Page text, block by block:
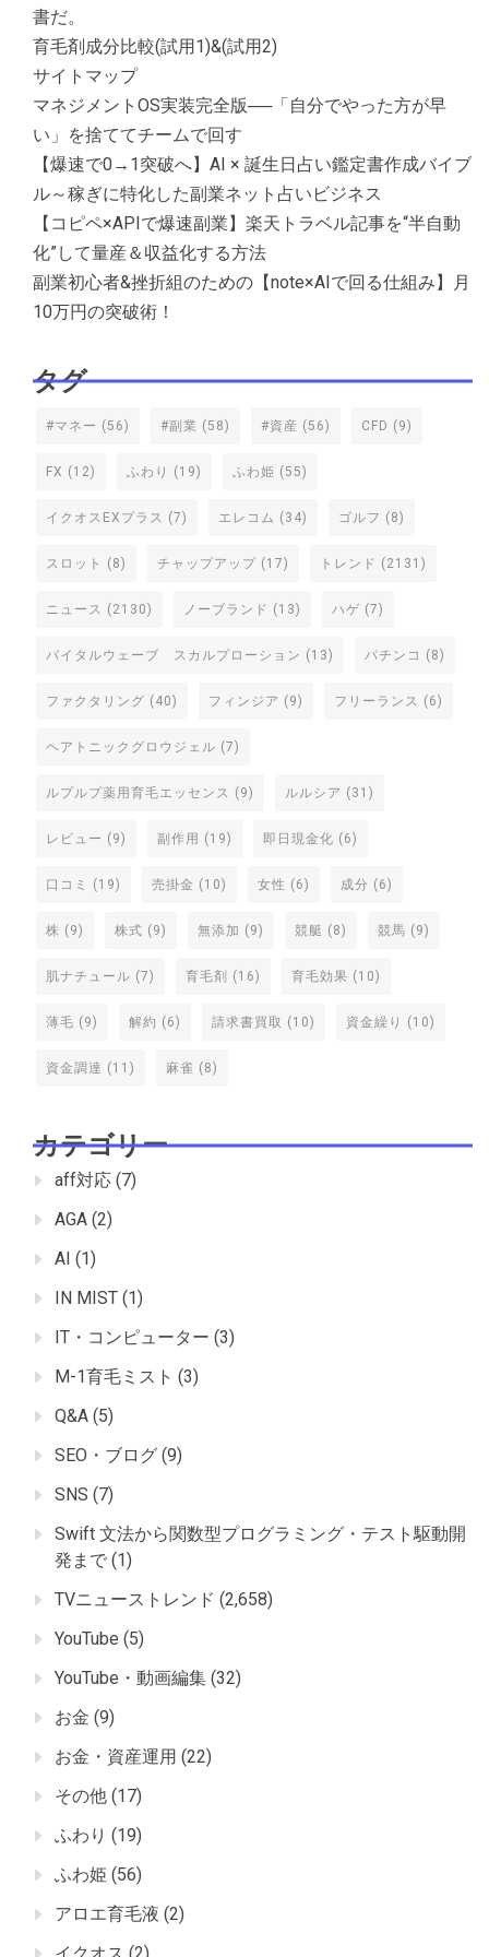
書だ。
育毛剤成分比較(試用1)&(試用2)
サイトマップ
マネジメントOS実装完全版──「自分でやった方が早
い」を捨ててチームで回す
【爆速で0→1突破へ】AI × 誕生日占い鑑定書作成バイブ
ル～稼ぎに特化した副業ネット占いビジネス
【コピペ×APIで爆速副業】楽天トラベル記事を“半自動
化”して量産＆収益化する方法
副業初心者&挫折組のための【note×AIで回る仕組み】月
10万円の突破術！
タグ
#マネー (56) #副業 (58) #資産 (56) CFD (9)
FX (12) ふわり (19) ふわ姫 (55)
イクオスEXプラス (7) エレコム (34) ゴルフ (8)
スロット (8) チャップアップ (17) トレンド (2131)
ニュース (2130) ノーブランド (13) ハゲ (7)
バイタルウェーブ スカルプローション (13) パチンコ (8)
ファクタリング (40) フィンジア (9) フリーランス (6)
ヘアトニックグロウジェル (7)
ルプルプ薬用育毛エッセンス (9) ルルシア (31)
レビュー (9) 副作用 (19) 即日現金化 (6)
口コミ (19) 売掛金 (10) 女性 (6) 成分 (6)
株 (9) 株式 (9) 無添加 (9) 競艇 (8) 競馬 (9)
肌ナチュール (7) 育毛剤 (16) 育毛効果 (10)
薄毛 (9) 解約 (6) 請求書買取 (10) 資金繰り (10)
資金調達 (11) 麻雀 (8)
カテゴリー
aff対応 (7)
AGA (2)
AI (1)
IN MIST (1)
IT・コンピューター (3)
M-1育毛ミスト (3)
Q&A (5)
SEO・ブログ (9)
SNS (7)
Swift 文法から関数型プログラミング・テスト駆動開
発まで (1)
TVニューストレンド (2,658)
YouTube (5)
YouTube・動画編集 (32)
お金 (9)
お金・資産運用 (22)
その他 (17)
ふわり (19)
ふわ姫 (56)
アロエ育毛液 (2)